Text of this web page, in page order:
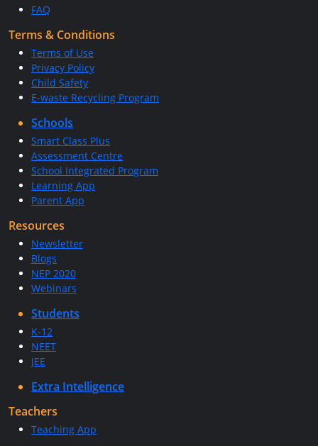
FAQ
Terms & Conditions
Terms of Use
Privacy Policy
Child Safety
E-waste Recycling Program
Schools
Smart Class Plus
Assessment Centre
School Integrated Program
Learning App
Parent App
Resources
Newsletter
Blogs
NEP 2020
Webinars
Students
K-12
NEET
JEE
Extra Intelligence
Teachers
Teaching App